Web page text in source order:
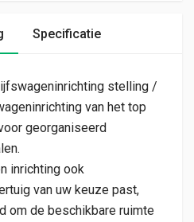
Specificatie
stelling /
van het top
georganiseerd
inrichting ook
van uw keuze past,
om de beschikbare ruimte